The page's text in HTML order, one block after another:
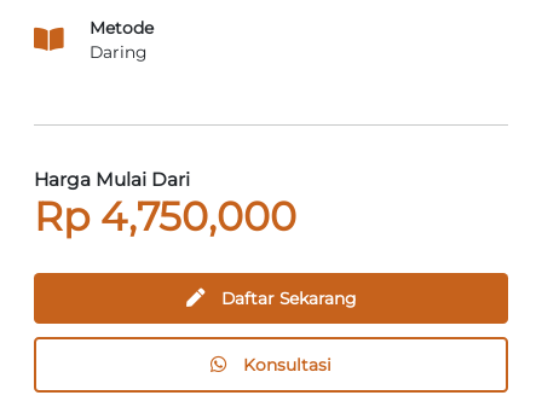
Metode
Daring
Harga Mulai Dari
Rp 4,750,000
Daftar Sekarang
Konsultasi